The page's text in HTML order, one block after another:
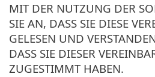
MIT DER NUTZUNG DER
SIE AN, DASS SIE DIESE
GELESEN UND
DASS SIE DIESER
ZUGESTIMMT HABEN.